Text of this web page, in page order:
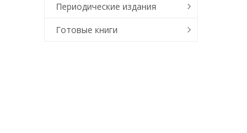
Периодические издания
Готовые книги